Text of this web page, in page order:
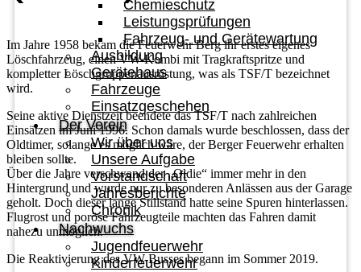
Chemieschutz
Leistungsprüfungen
Fahrzeug- und Gerätewartung
Ausbildung
Gerätehaus
Fahrzeuge
Einsatzgeschehen
Der Verein
Wir über uns
Unsere Aufgabe
Vorstandschaft
Jahresberichte
Chronik
Nachwuchs
Jugendfeuerwehr
Kinderfeuerwehr
Im Jahre 1958 bekam die Feuerwehr Berg ihr erstes eigenes
Löschfahrzeug, einen VW-Kombi mit Tragkraftspritze und
kompletter Löschgruppenausrüstung, was als TSF/T bezeichnet
wird.
Seine aktive Dienstzeit beendete das TSF/T nach zahlreichen
Einsätzen im Juni 1996. Schon damals wurde beschlossen, dass der
Oldtimer, solange es möglich wäre, der Berger Feuerwehr erhalten
bleiben sollte.
Über die Jahre verschwand der „Oldie“ immer mehr in den
Hintergrund und wurde nur zu besonderen Anlässen aus der Garage
geholt. Doch dieser lange Stillstand hatte seine Spuren hinterlassen.
Flugrost und poröse Fahrzeugteile machten das Fahren damit
nahezu unmöglich.
Die Reaktivierung des VW-Busses begann im Sommer 2019.